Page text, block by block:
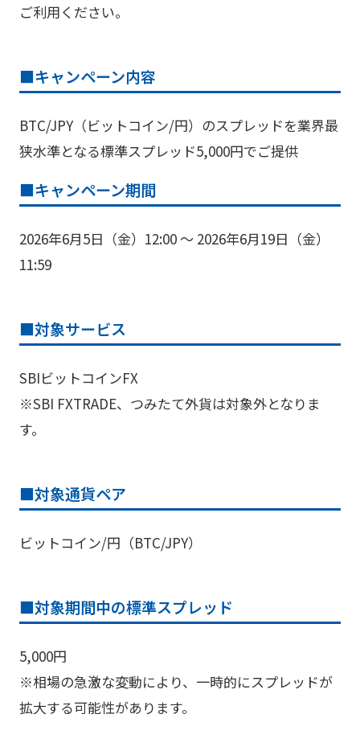
ご利用ください。
■キャンペーン内容
BTC/JPY（ビットコイン/円）のスプレッドを業界最
狭水準となる標準スプレッド5,000円でご提供
■キャンペーン期間
2026年6月5日（金）12:00 ～ 2026年6月19日（金）
11:59
■対象サービス
SBIビットコインFX
※SBI FXTRADE、つみたて外貨は対象外となりま
す。
■対象通貨ペア
ビットコイン/円（BTC/JPY）
■対象期間中の標準スプレッド
5,000円
※相場の急激な変動により、一時的にスプレッドが
拡大する可能性があります。